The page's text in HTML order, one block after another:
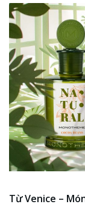
Từ Venice –